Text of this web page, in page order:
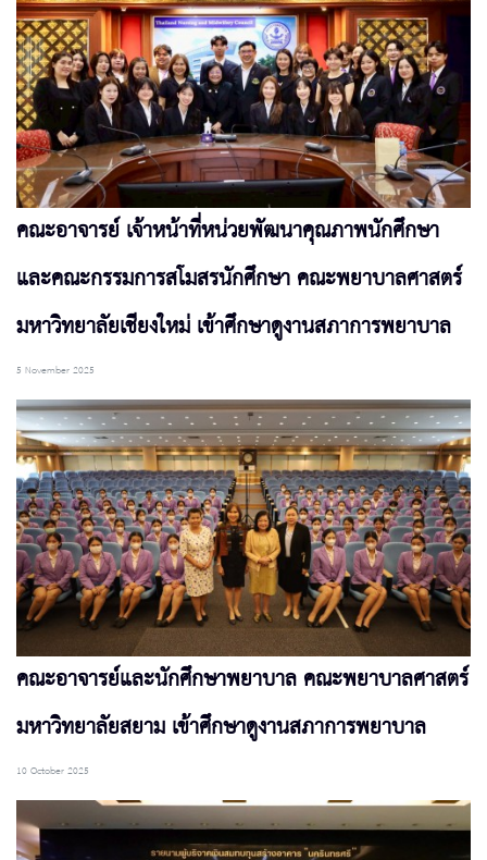
คณะอาจารย์ เจ้าหน้าที่หน่วยพัฒนาคุณภาพนักศึกษา
และคณะกรรมการสโมสรนักศึกษา คณะพยาบาลศาสตร์
มหาวิทยาลัยเชียงใหม่ เข้าศึกษาดูงานสภาการพยาบาล
5 November 2025
คณะอาจารย์และนักศึกษาพยาบาล คณะพยาบาลศาสตร์
มหาวิทยาลัยสยาม เข้าศึกษาดูงานสภาการพยาบาล
10 October 2025